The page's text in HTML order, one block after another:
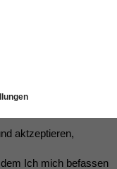
aktzeptieren,
Ich mich befassen